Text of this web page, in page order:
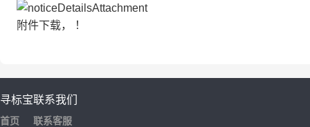
附件下载， ！
寻标宝
首页
联系我们
联系客服